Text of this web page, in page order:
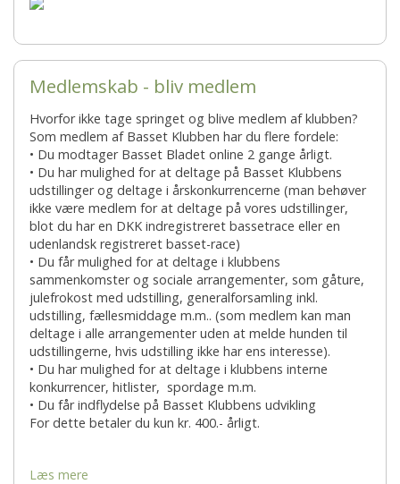
Medlemskab - bliv medlem
Hvorfor ikke tage springet og blive medlem af klubben?
Som medlem af Basset Klubben har du flere fordele:
• Du modtager Basset Bladet online 2 gange årligt.
• Du har mulighed for at deltage på Basset Klubbens
udstillinger og deltage i årskonkurrencerne (man behøver
ikke være medlem for at deltage på vores udstillinger,
blot du har en DKK indregistreret bassetrace eller en
udenlandsk registreret basset-race)
• Du får mulighed for at deltage i klubbens
sammenkomster og sociale arrangementer, som gåture,
julefrokost med udstilling, generalforsamling inkl.
udstilling, fællesmiddage m.m.. (som medlem kan man
deltage i alle arrangementer uden at melde hunden til
udstillingerne, hvis udstilling ikke har ens interesse).
• Du har mulighed for at deltage i klubbens interne
konkurrencer, hitlister, spordage m.m.
• Du får indflydelse på Basset Klubbens udvikling
For dette betaler du kun kr. 400.- årligt.
Læs mere